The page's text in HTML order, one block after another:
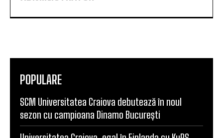
SCM Universitatea Craiova debutează în noul
sezon cu campioana Dinamo București
Universitatea Craiova, egal în Finlanda cu KuPS.
Calificarea se decide în Bănie